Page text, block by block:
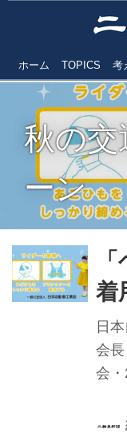
ホーム TOPICS 考
秋の交
ーン
着
ー
全
日
会
会
通